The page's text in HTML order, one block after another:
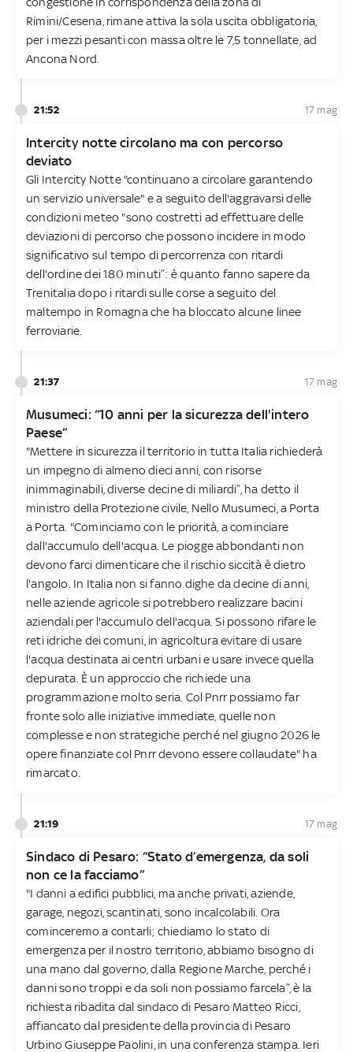
Rimini/Cesena, rimane attiva la sola uscita obbligatoria,
per i mezzi pesanti con massa oltre le 7,5 tonnellate, ad
Ancona Nord.
21:52 17 mag
Intercity notte circolano ma con percorso
deviato
Gli Intercity Notte "continuano a circolare garantendo
un servizio universale" e a seguito dell'aggravarsi delle
condizioni meteo "sono costretti ad effettuare delle
deviazioni di percorso che possono incidere in modo
significativo sul tempo di percorrenza con ritardi
dell'ordine dei 180 minuti”: è quanto fanno sapere da
Trenitalia dopo i ritardi sulle corse a seguito del
maltempo in Romagna che ha bloccato alcune linee
ferroviarie.
21:37 17 mag
Musumeci: “10 anni per la sicurezza dell'intero
Paese”
"Mettere in sicurezza il territorio in tutta Italia richiederà
un impegno di almeno dieci anni, con risorse
inimmaginabili, diverse decine di miliardi”, ha detto il
ministro della Protezione civile, Nello Musumeci, a Porta
a Porta. "Cominciamo con le priorità, a cominciare
dall'accumulo dell'acqua. Le piogge abbondanti non
devono farci dimenticare che il rischio siccità è dietro
l'angolo. In Italia non si fanno dighe da decine di anni,
nelle aziende agricole si potrebbero realizzare bacini
aziendali per l'accumulo dell'acqua. Si possono rifare le
reti idriche dei comuni, in agricoltura evitare di usare
l'acqua destinata ai centri urbani e usare invece quella
depurata. È un approccio che richiede una
programmazione molto seria. Col Pnrr possiamo far
fronte solo alle iniziative immediate, quelle non
complesse e non strategiche perché nel giugno 2026 le
opere finanziate col Pnrr devono essere collaudate" ha
rimarcato.
21:19 17 mag
Sindaco di Pesaro: “Stato d’emergenza, da soli
non ce la facciamo”
"I danni a edifici pubblici, ma anche privati, aziende,
garage, negozi, scantinati, sono incalcolabili. Ora
cominceremo a contarli; chiediamo lo stato di
emergenza per il nostro territorio, abbiamo bisogno di
una mano dal governo, dalla Regione Marche, perché i
danni sono troppi e da soli non possiamo farcela”, è la
richiesta ribadita dal sindaco di Pesaro Matteo Ricci,
affiancato dal presidente della provincia di Pesaro
Urbino Giuseppe Paolini, in una conferenza stampa. Ieri